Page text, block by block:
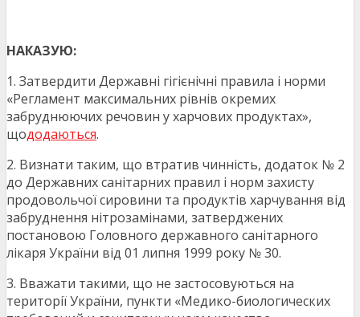
НАКАЗУЮ:
1. Затвердити Державні гігієнічні правила і норми
«Регламент максимальних рівнів окремих
забруднюючих речовин у харчових продуктах»,
щододаються.
2. Визнати таким, що втратив чинність, додаток № 2
до Державних санітарних правил і норм захисту
продовольчої сировини та продуктів харчування від
забруднення нітрозамінами, затверджених
постановою Головного державного санітарного
лікаря України від 01 липня 1999 року № 30.
3. Вважати такими, що не застосовуються на
території України, пункти «Медико-биологических